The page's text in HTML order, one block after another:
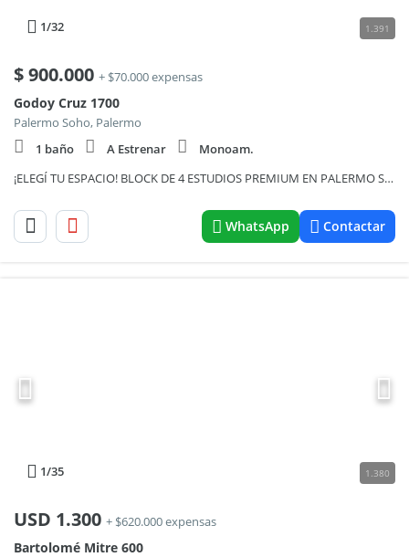
1/32 1.391
$900.000 + $70.000 expensas
Godoy Cruz 1700
Palermo Soho, Palermo
1 baño
A Estrenar
Monoam.
¡ELEGÍ TU ESPACIO! BLOCK DE 4 ESTUDIOS PREMIUM EN PALERMO SOHO: GODOY CRUZ AL 1700. DESDE $900.000.-
WhatsApp Contactar
1/35 1.380
USD 1.300 + $620.000 expensas
Bartolomé Mitre 600